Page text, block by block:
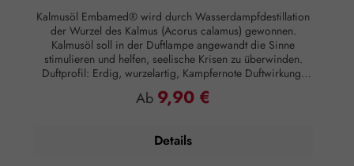
Kalmusöl Embamed® wird durch Wasserdampfdestillation
der Wurzel des Kalmus (Acorus calamus) gewonnen.
Kalmusöl soll in der Duftlampe angewandt die Sinne
stimulieren und helfen, seelische Krisen zu überwinden.
Duftprofil: Erdig, wurzelartig, Kampfernote Duftwirkung:
Anwendungsempfehlung: Wenige Tropfen in einer
Regulärer Preis:
Ab 9,90 €
Details